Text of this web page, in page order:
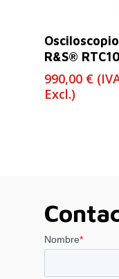
Osciloscopio
R&S®
990,00 €
Excl.)